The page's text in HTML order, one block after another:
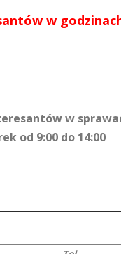
w
w
od 9:00 do 14:00